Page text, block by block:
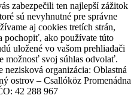
zabezpečili ten najlepší zážitok
sú nevyhnutné pre správne
aj cookies tretích strán,
pochopiť, ako používate túto
uložené vo vašom prehliadači
možnosť svoj súhlas odvolať.
organizácia: Oblastná
ostrov – Csallóköz Promenádna
42 288 967